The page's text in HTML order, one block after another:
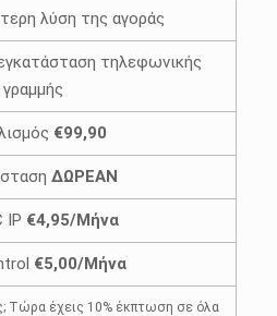
λύση της αγοράς
τηλεφωνικής
γραμμής
€99,90
ΔΩΡΕΑΝ
IP €4,95/Μήνα
€5,00/Μήνα
Τώρα έχεις 10% έκπτωση σε όλα